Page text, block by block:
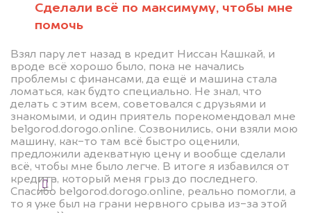
Сделали всё по максимуму, чтобы мне
помочь
Взял пару лет назад в кредит Ниссан Кашкай, и
вроде всё хорошо было, пока не начались
проблемы с финансами, да ещё и машина стала
ломаться, как будто специально. Не знал, что
делать с этим всем, советовался с друзьями и
знакомыми, и один приятель порекомендовал мне
belgorod.dorogo.online. Созвонились, они взяли мою
машину, как-то там всё быстро оценили,
предложили адекватную цену и вообще сделали
всё, чтобы мне было легче. В итоге я избавился от
кредита, который меня грыз до последнего.
Спасибо belgorod.dorogo.online, реально помогли, а
то я уже был на грани нервного срыва из-за этой
автоаукционах.
Узнать стоимость
Я даю согласие на обработку своих
персональных данных и соглашаюсь с